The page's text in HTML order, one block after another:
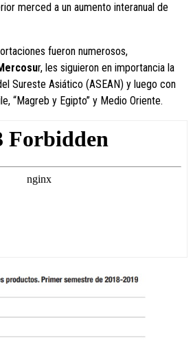
merced a un aumento interanual de
fueron numerosos,
r, les siguieron en importancia la
Sureste Asiático (ASEAN) y luego con
“Magreb y Egipto” y Medio Oriente.